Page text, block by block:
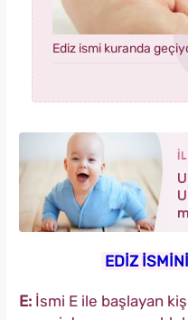
Ediz ismi kuranda
EDİZ
E: İsmi E ile başlayan